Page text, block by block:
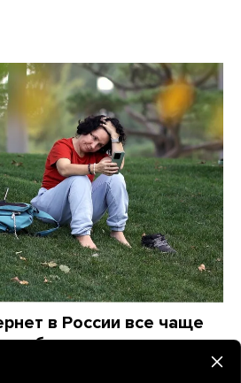
в России все чаще
по белым спискам
режим ограничений вводится